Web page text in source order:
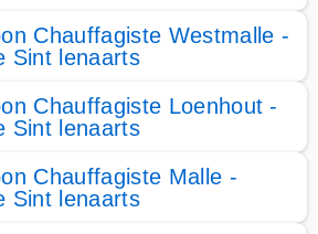
Chauffagiste Westmalle -
Sint lenaarts
Chauffagiste Loenhout -
Sint lenaarts
Chauffagiste Malle -
Sint lenaarts